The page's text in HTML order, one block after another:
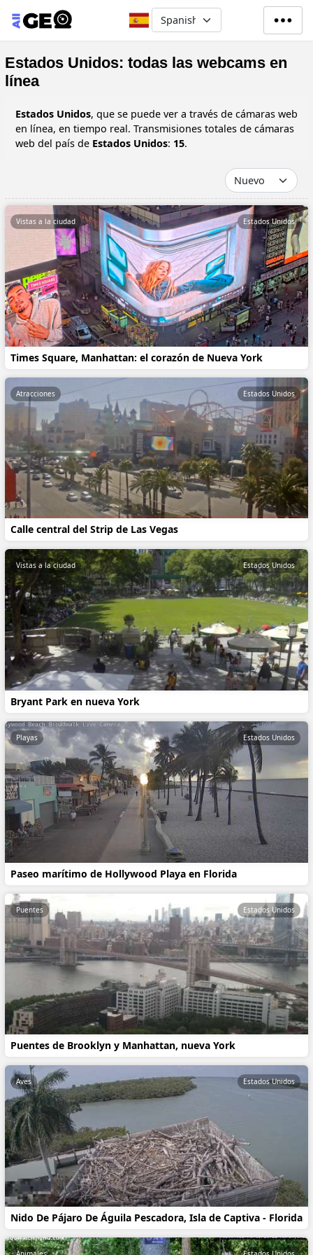
Pasar al contenido principal
Select your language
Estados Unidos: todas las webcams en
línea
Estados Unidos, que se puede ver a través de cámaras web
en línea, en tiempo real. Transmisiones totales de cámaras
web del país de Estados Unidos: 15.
Times Square, Manhattan: el corazón de Nueva York
Vistas a la ciudad Estados Unidos
Calle central del Strip de Las Vegas
Atracciones Estados Unidos
Bryant Park en nueva York
Vistas a la ciudad Estados Unidos
Paseo marítimo de Hollywood Playa en Florida
Playas Estados Unidos
Puentes de Brooklyn y Manhattan, nueva York
Puentes Estados Unidos
Nido De Pájaro De Águila Pescadora, Isla de Captiva - Florida
Aves Estados Unidos